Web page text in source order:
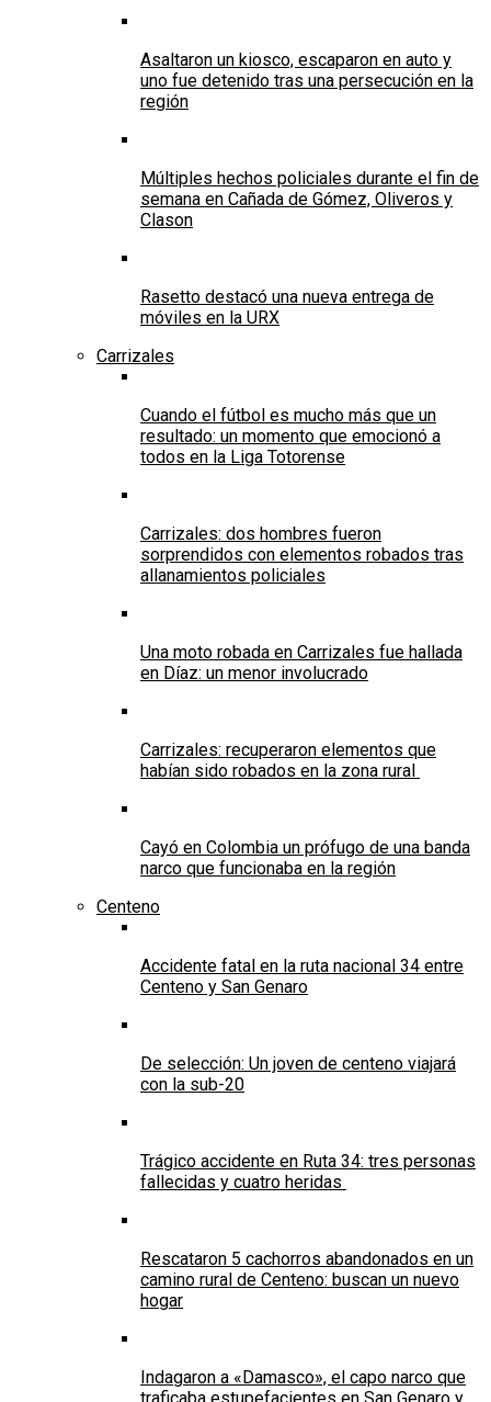
Asaltaron un kiosco, escaparon en auto y
uno fue detenido tras una persecución en la
región
Múltiples hechos policiales durante el fin de
semana en Cañada de Gómez, Oliveros y
Clason
Rasetto destacó una nueva entrega de
móviles en la URX
Carrizales
Cuando el fútbol es mucho más que un
resultado: un momento que emocionó a
todos en la Liga Totorense
Carrizales: dos hombres fueron
sorprendidos con elementos robados tras
allanamientos policiales
Una moto robada en Carrizales fue hallada
en Díaz: un menor involucrado
Carrizales: recuperaron elementos que
habían sido robados en la zona rural
Cayó en Colombia un prófugo de una banda
narco que funcionaba en la región
Centeno
Accidente fatal en la ruta nacional 34 entre
Centeno y San Genaro
De selección: Un joven de centeno viajará
con la sub-20
Trágico accidente en Ruta 34: tres personas
fallecidas y cuatro heridas
Rescataron 5 cachorros abandonados en un
camino rural de Centeno: buscan un nuevo
hogar
Indagaron a «Damasco», el capo narco que